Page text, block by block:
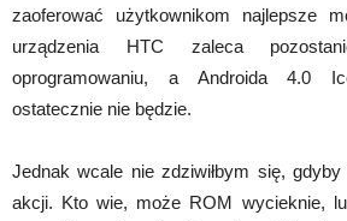
zaoferować użytkownikom najlepsze
urządzenia HTC zaleca
oprogramowaniu, a Androida 4.0
ostatecznie nie będzie.
Jednak wcale nie zdziwiłbym się, gdyby
akcji. Kto wie, może ROM wycieknie,